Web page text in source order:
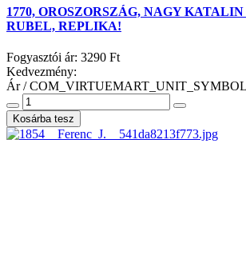
1770, OROSZORSZÁG, NAGY KATALIN
RUBEL, REPLIKA!
Fogyasztói ár: 3290 Ft
Kedvezmény:
Ár /